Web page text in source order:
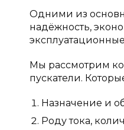
Одними из
надёжность,
Мы рассмотрим
пускатели.
Назначение и
Роду тока,